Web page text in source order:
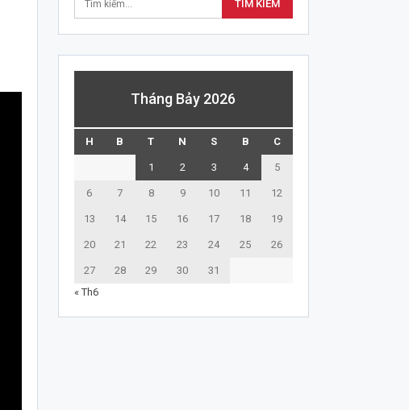
Tháng Bảy 2026
H B T N S B C
1 2 3 4 5
6 7 8 9 10 11 12
13 14 15 16 17 18 19
20 21 22 23 24 25 26
27 28 29 30
31
« Th6